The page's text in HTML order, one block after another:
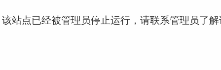
站点已经被管理员停止运行，请联系管理员了